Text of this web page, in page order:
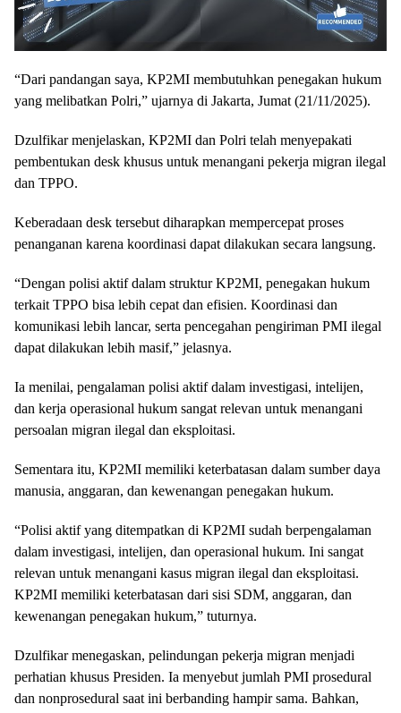
“Dari pandangan saya, KP2MI membutuhkan penegakan hukum
yang melibatkan Polri,” ujarnya di Jakarta, Jumat (21/11/2025).
Dzulfikar menjelaskan, KP2MI dan Polri telah menyepakati
pembentukan desk khusus untuk menangani pekerja migran ilegal
dan TPPO.
Keberadaan desk tersebut diharapkan mempercepat proses
penanganan karena koordinasi dapat dilakukan secara langsung.
“Dengan polisi aktif dalam struktur KP2MI, penegakan hukum
terkait TPPO bisa lebih cepat dan efisien. Koordinasi dan
komunikasi lebih lancar, serta pencegahan pengiriman PMI ilegal
dapat dilakukan lebih masif,” jelasnya.
Ia menilai, pengalaman polisi aktif dalam investigasi, intelijen,
dan kerja operasional hukum sangat relevan untuk menangani
persoalan migran ilegal dan eksploitasi.
Sementara itu, KP2MI memiliki keterbatasan dalam sumber daya
manusia, anggaran, dan kewenangan penegakan hukum.
“Polisi aktif yang ditempatkan di KP2MI sudah berpengalaman
dalam investigasi, intelijen, dan operasional hukum. Ini sangat
relevan untuk menangani kasus migran ilegal dan eksploitasi.
KP2MI memiliki keterbatasan dari sisi SDM, anggaran, dan
kewenangan penegakan hukum,” tuturnya.
Dzulfikar menegaskan, pelindungan pekerja migran menjadi
perhatian khusus Presiden. Ia menyebut jumlah PMI prosedural
dan nonprosedural saat ini berbanding hampir sama. Bahkan,